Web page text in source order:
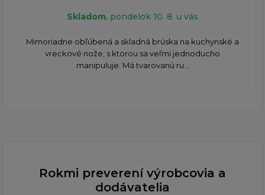
Skladom, pondelok 10. 8. u vás
Mimoriadne obľúbená a skladná brúska na kuchynské a
vreckové nože, s ktorou sa veľmi jednoducho
manipuluje. Má tvarovanú ru...
Rokmi preverení výrobcovia a
dodávatelia